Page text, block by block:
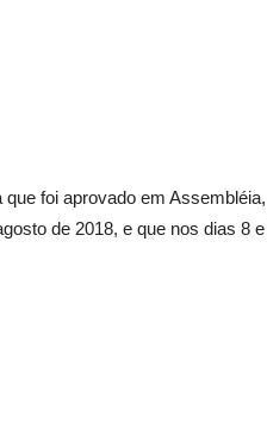
foi aprovado em
de 2018, e que nos dias 8